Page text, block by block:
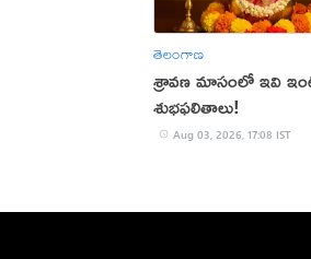
తెలంగాణ
శ్రావణ మాసంలో ఇవి
శుభఫలితాలు!
Aug 03, 2026, 17:08 IST